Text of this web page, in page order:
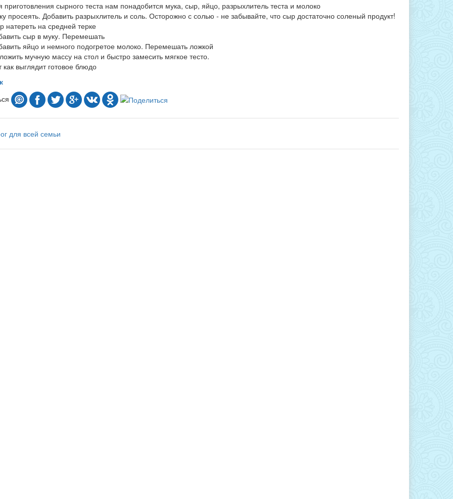
приготовления сырного теста нам понадобится мука, сыр, яйцо, разрыхлитель теста и молоко
просеять. Добавить разрыхлитель и соль. Осторожно с солью - не забывайте, что сыр достаточно соленый продукт!
натереть на средней терке
сыр в муку. Перемешать
яйцо и немного подогретое молоко. Перемешать ложкой
мучную массу на стол и быстро замесить мягкое тесто.
как выглядит готовое блюдо
для всей семьи